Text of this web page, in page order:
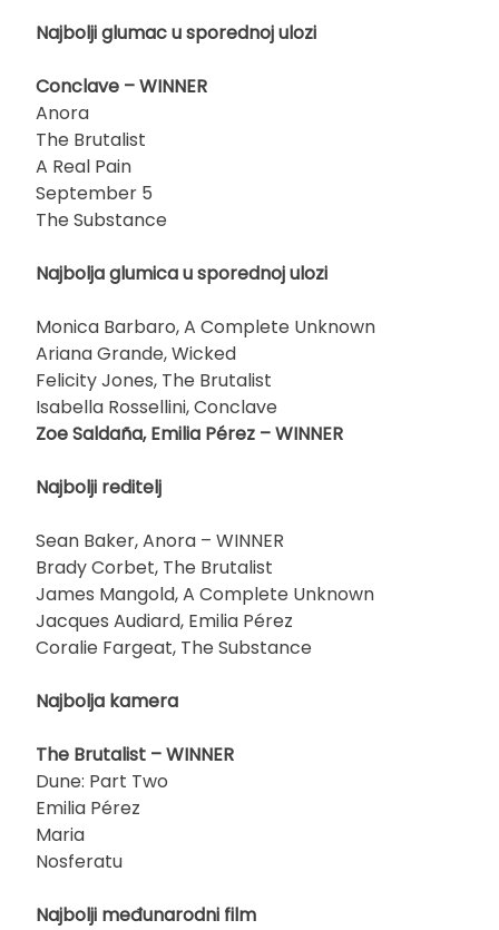
Najbolji glumac u sporednoj ulozi
Conclave – WINNER
Anora
The Brutalist
A Real Pain
September 5
The Substance
Najbolja glumica u sporednoj ulozi
Monica Barbaro, A Complete Unknown
Ariana Grande, Wicked
Felicity Jones, The Brutalist
Isabella Rossellini, Conclave
Zoe Saldaña, Emilia Pérez – WINNER
Najbolji reditelj
Sean Baker, Anora – WINNER
Brady Corbet, The Brutalist
James Mangold, A Complete Unknown
Jacques Audiard, Emilia Pérez
Coralie Fargeat, The Substance
Najbolja kamera
The Brutalist – WINNER
Dune: Part Two
Emilia Pérez
Maria
Nosferatu
Najbolji međunarodni film